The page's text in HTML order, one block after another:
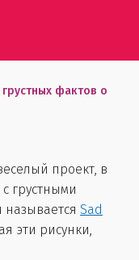
грустных фактов о
проект, в
грустными
Sad
эти рисунки,